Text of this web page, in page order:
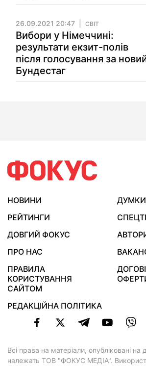
26.09.2021 20:47 СВІТ
Вибори у Німеччині:
результати екзит-полів
після голосування за
Бундестаг
НОВИНИ
ДУМКИ
РЕЙТИНГИ
ДОВГИЙ ФОКУС
ПРО НАС
ПРАВИЛА
КОРИСТУВАННЯ
САЙТОМ
РЕДАКЦІЙНА ПОЛІТИКА
Всі права на матеріали, опубліковані на
належать ТОВ "ФОКУС МЕДІА".